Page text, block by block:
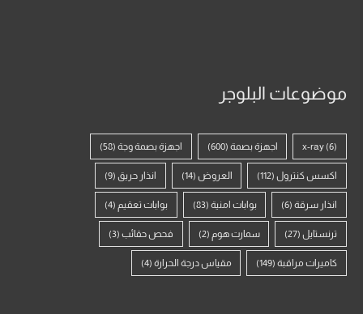
موضوعات البلوجر
x-ray (6) اجهزة بصمة (600) اجهزة بصمة وجة(58)
اكسس كنترول(112) العروض (14) انذار حريق(9)
انذار سرقة(6) بوابات امنية (83) بوابات تعقيم (4)
ترنستايل(27) سمارت هوم (2) فحص حقائب(3)
كاميرات مراقبة(149) مقياس درجة الحرارة (4)